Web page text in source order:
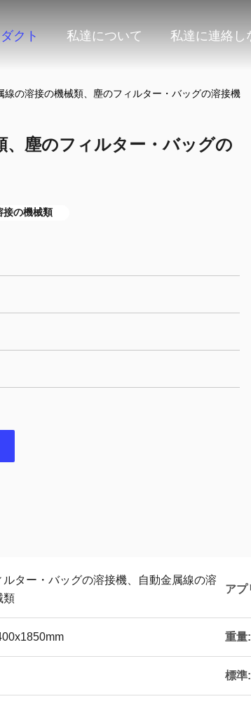
クト 私達について 私達に連絡し
線の溶接の機械類、塵のフィルター・バッグの溶接機
、塵のフィルター・バッグの
接の機械類
ルター・バッグの溶接機、自動金属線の溶
類
アプ
重量:
標準: